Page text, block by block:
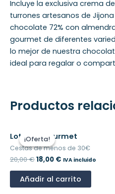
Incluye la exclusiva crema
turrones artesanos de
chocolate 72% con
gourmet de diferentes
lo mejor de nuestra
ideal para regalar o
Productos
¡Oferta!
¡Oferta!
Lote Mix Gourmet
Cestas de menos de 30€
20,00€
precio
original
era:
20,00 €.
18,00 €
precio
es:
18,00 €.
IVA incluido
Añadir al carrito